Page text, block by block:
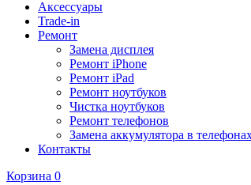
Аксессуары
Trade-in
Ремонт
Замена дисплея
Ремонт iPhone
Ремонт iPad
Ремонт ноутбуков
Чистка ноутбуков
Ремонт телефонов
Замена аккумулятора в
Контакты
Корзина 0